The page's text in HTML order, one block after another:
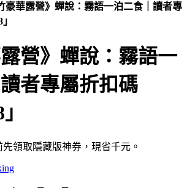
豪華露營》蟬說：霧語一泊二食｜讀者專
營》蟬說：霧語一
者專屬折扣碼
先領取隱藏版神券，現省千元。